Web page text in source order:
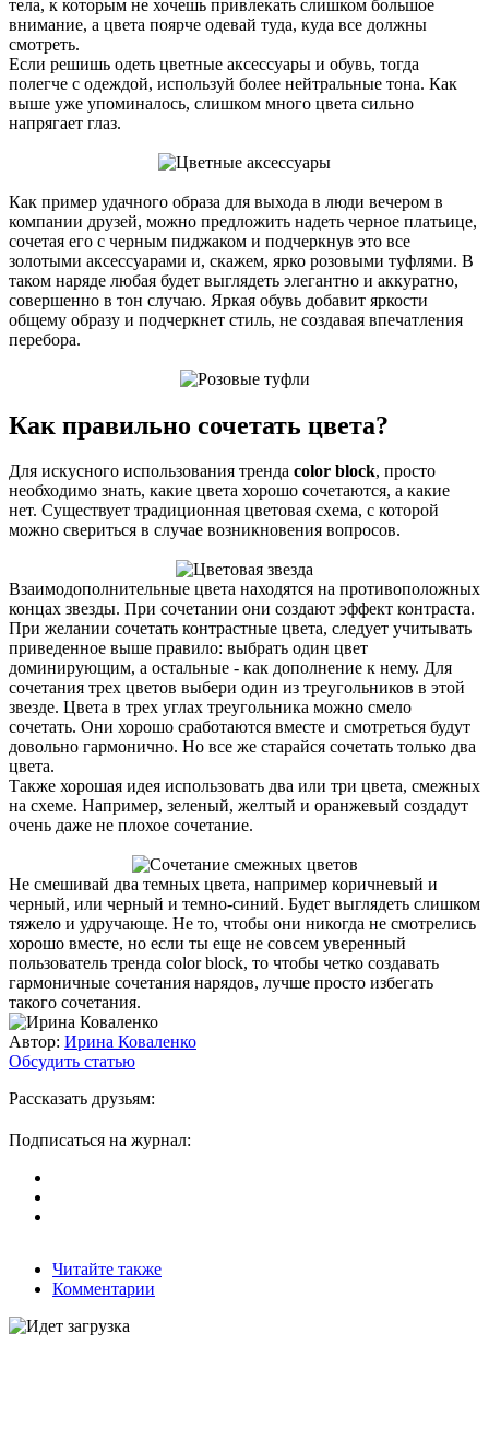
тела, к которым не хочешь привлекать слишком большое
внимание, а цвета поярче одевай туда, куда все должны
смотреть.
Если решишь одеть цветные аксессуары и обувь, тогда
полегче с одеждой, используй более нейтральные тона. Как
выше уже упоминалось, слишком много цвета сильно
напрягает глаз.
Как пример удачного образа для выхода в люди вечером в
компании друзей, можно предложить надеть черное платьице,
сочетая его с черным пиджаком и подчеркнув это все
золотыми аксессуарами и, скажем, ярко розовыми туфлями. В
таком наряде любая будет выглядеть элегантно и аккуратно,
совершенно в тон случаю. Яркая обувь добавит яркости
общему образу и подчеркнет стиль, не создавая впечатления
перебора.
Как правильно сочетать цвета?
Для искусного использования тренда color block, просто
необходимо знать, какие цвета хорошо сочетаются, а какие
нет. Существует традиционная цветовая схема, с которой
можно свериться в случае возникновения вопросов.
Взаимодополнительные цвета находятся на противоположных
концах звезды. При сочетании они создают эффект контраста.
При желании сочетать контрастные цвета, следует учитывать
приведенное выше правило: выбрать один цвет
доминирующим, а остальные - как дополнение к нему. Для
сочетания трех цветов выбери один из треугольников в этой
звезде. Цвета в трех углах треугольника можно смело
сочетать. Они хорошо сработаются вместе и смотреться будут
довольно гармонично. Но все же старайся сочетать только два
цвета.
Также хорошая идея использовать два или три цвета, смежных
на схеме. Например, зеленый, желтый и оранжевый создадут
очень даже не плохое сочетание.
Не смешивай два темных цвета, например коричневый и
черный, или черный и темно-синий. Будет выглядеть слишком
тяжело и удручающе. Не то, чтобы они никогда не смотрелись
хорошо вместе, но если ты еще не совсем уверенный
пользователь тренда color block, то чтобы четко создавать
гармоничные сочетания нарядов, лучше просто избегать
такого сочетания.
Автор: Ирина Коваленко
Обсудить статью
Рассказать друзьям:
Подписаться на журнал:
Читайте также
Комментарии